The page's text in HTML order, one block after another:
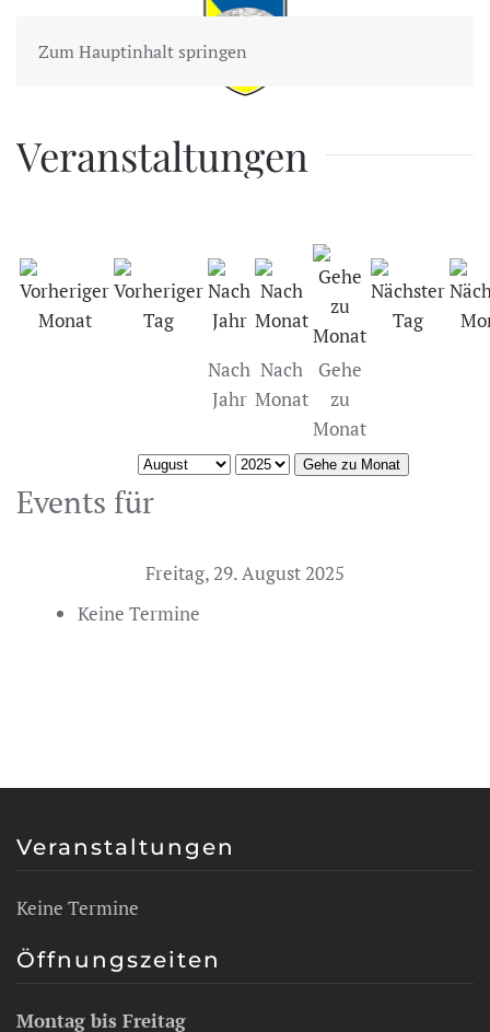
Zum Hauptinhalt springen
Veranstaltungen
Nach
Jahr
Nach
Monat
Gehe
zu
Monat
Gehe zu Monat
Events für
Freitag, 29. August 2025
Keine Termine
Veranstaltungen
Keine Termine
Öffnungszeiten
Montag bis Freitag